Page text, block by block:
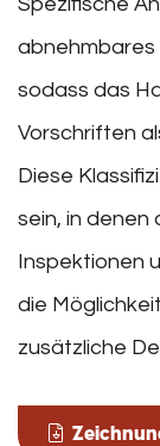
abnehmbares
sodass das
Vorschriften
Diese
sein, in denen
Inspektionen
die
zusätzliche